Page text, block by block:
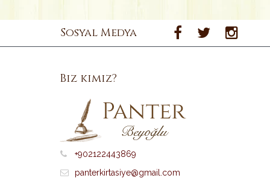
Sosyal Medya
Biz kimiz?
+902122443869
panterkirtasiye@gmail.com